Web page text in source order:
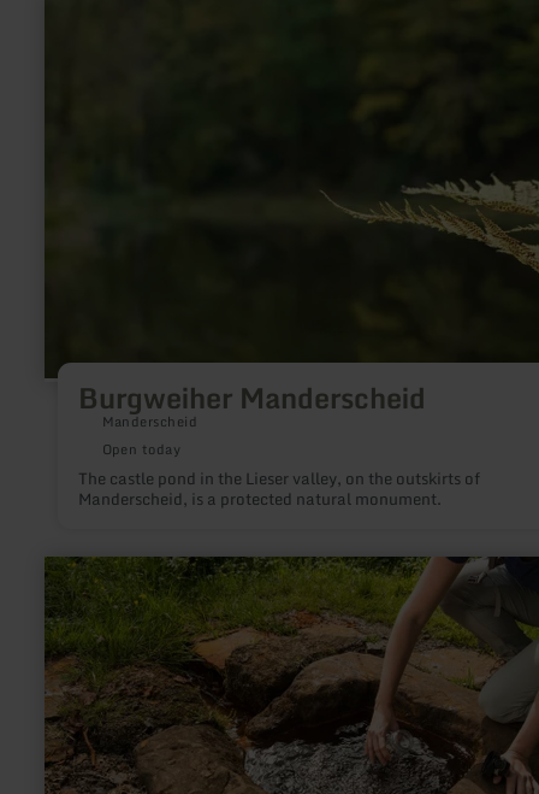
Burgweiher Manderscheid
Manderscheid
Open today
The castle pond in the Lieser valley, on the outskirts of
Manderscheid, is a protected natural monument.
learn
more
about:
Steffelner
Drees
-
Steffeln